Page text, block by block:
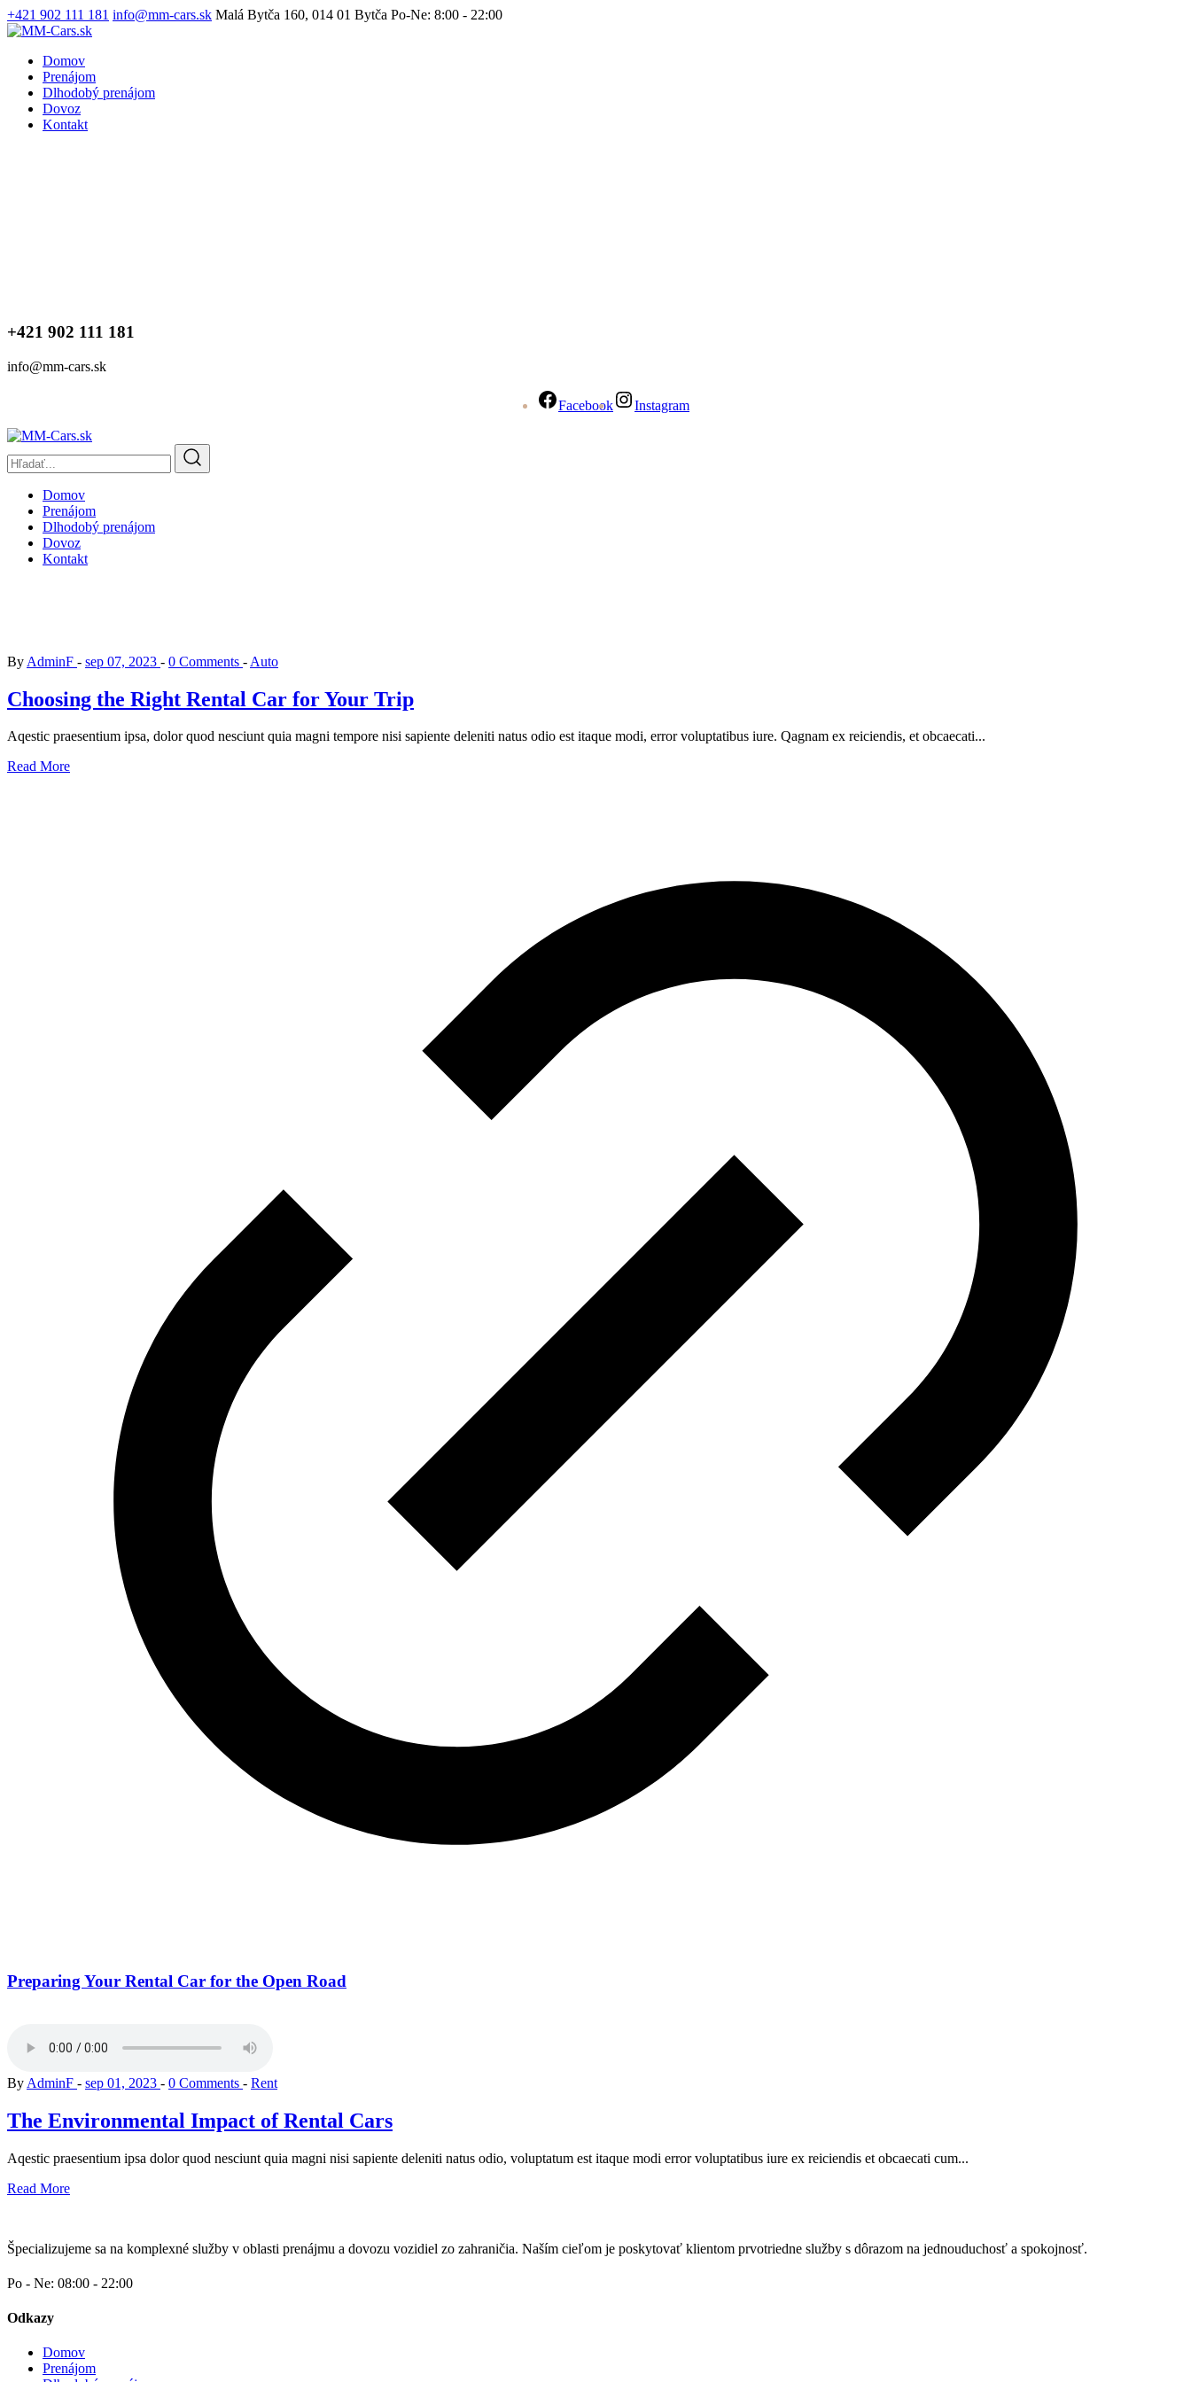
+421 902 111 181 info@mm-cars.sk Malá Bytča 160, 014 01 Bytča Po-Ne: 8:00 - 22:00
Domov
Prenájom
Dlhodobý prenájom
Dovoz
Kontakt
+421 902 111 181
info@mm-cars.sk
Facebook Instagram
Domov
Prenájom
Dlhodobý prenájom
Dovoz
Kontakt
By AdminF sep 07, 2023 0 Comments Auto
Choosing the Right Rental Car for Your Trip
Aqestic praesentium ipsa, dolor quod nesciunt quia magni tempore nisi sapiente deleniti natus odio est itaque modi, error voluptatibus iure. Qagnam ex reiciendis, et obcaecati...
Read More
Preparing Your Rental Car for the Open Road
By AdminF sep 01, 2023 0 Comments Rent
The Environmental Impact of Rental Cars
Aqestic praesentium ipsa dolor quod nesciunt quia magni nisi sapiente deleniti natus odio, voluptatum est itaque modi error voluptatibus iure ex reiciendis et obcaecati cum...
Read More
Špecializujeme sa na komplexné služby v oblasti prenájmu a dovozu vozidiel zo zahraničia. Naším cieľom je poskytovať klientom prvotriedne služby s dôrazom na jednouduchosť a spokojnosť.
Po - Ne: 08:00 - 22:00
Odkazy
Domov
Prenájom